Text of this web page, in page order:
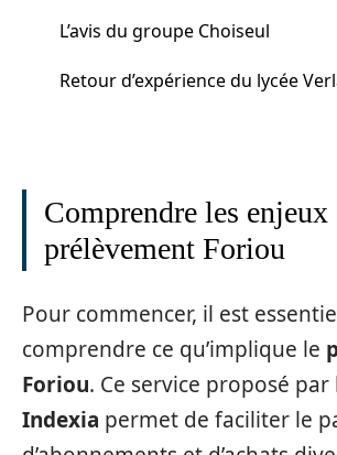
L’avis du groupe Choiseul
Retour d’expérience du lycée
Comprendre les enjeux
prélèvement Foriou
Pour commencer, il est
comprendre ce qu’implique le
Foriou. Ce service proposé par
Indexia permet de faciliter le